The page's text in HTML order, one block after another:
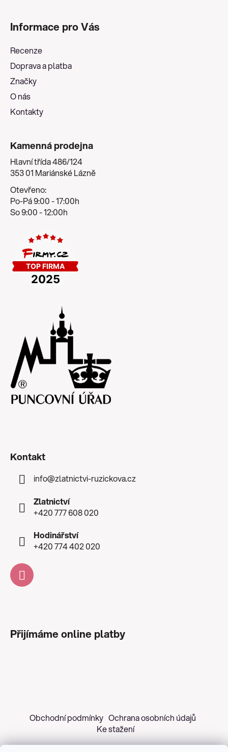
Informace pro Vás
Recenze
Doprava a platba
Značky
O nás
Kontakty
Kamenná prodejna
Hlavní třída 486/124
353 01 Mariánské Lázně
Otevřeno:
Po-Pá 9:00 - 17:00h
So 9:00 - 12:00h
Kontakt
info@zlatnictvi-ruzickova.cz
Zlatnictví
+420 777 608 020
Hodinářství
+420 774 402 020
Přijímáme online platby
Obchodní podmínky Ochrana osobních údajů
Ke stažení